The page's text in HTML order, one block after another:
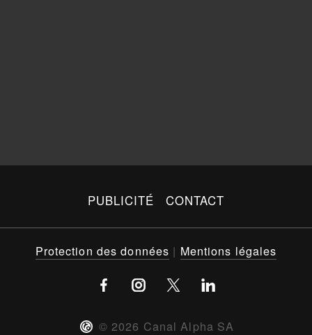
PUBLICITÉ CONTACT
© 2026 Canal Alpha SA
Protection des données | Mentions légales